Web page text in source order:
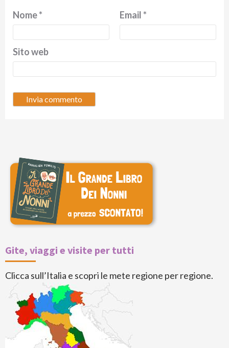
Nome* Email*
Sito web
Gite, viaggi e visite per tutti
Clicca sull’Italia e scopri le mete regione per regione.